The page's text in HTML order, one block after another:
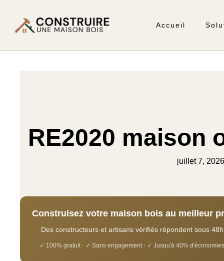
Accueil
RE2020 maison
juillet 7, 2026
Construisez votre maison bois au meilleur
Des constructeurs et artisans vérifiés répondent sous 48h
✓ 100% gratuit · ✓ Sans engagement · ✓ Jusqu'à 40% d'économies